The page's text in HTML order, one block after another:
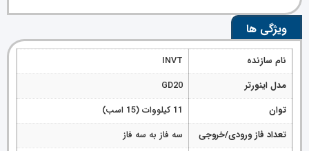
ویژگی ها
نام سازنده
INVT
مدل اینورتر
GD20
توان
11 کیلووات (15 اسب)
تعداد فاز ورودی/خروجی
سه فاز به سه فاز